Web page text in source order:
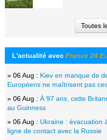
Toutes
L'actualité avec France 24
» 06 Aug : Kiev en manque de
Européens ne maîtrisent pas
» 06 Aug : À 97 ans, cette
au Guinness
» 06 Aug : Ukraine : évacuation
ligne de contact avec la Russie